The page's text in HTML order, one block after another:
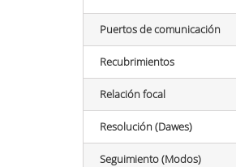
Puertos de comunicación
Recubrimientos
Relación focal
Resolución (Dawes)
Seguimiento (Modos)